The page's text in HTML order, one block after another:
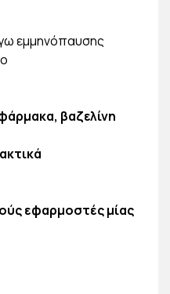
εμμηνόπαυσης
βαζελίνη
εφαρμοστές μίας